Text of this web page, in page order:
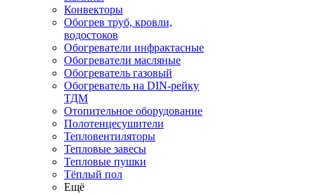
Конвекторы
Обогрев труб, кровли,
водостоков
Обогреватели инфрактасные
Обогреватели масляные
Обогреватель газовый
Обогреватель на DIN-рейку
ТДМ
Отопительное оборудование
Полотенцесушители
Тепловентиляторы
Тепловые завесы
Тепловые пушки
Тёплый пол
Ещё